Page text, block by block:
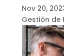
Nov 20,
Gestión de